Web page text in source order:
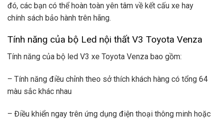
đó, các bạn có thể hoàn toàn yên tâm về kết cấu xe hay
chính sách bảo hành trên hãng.
Tính năng của bộ Led nội thất V3 Toyota Venza
Tính năng của bộ led V3 xe Toyota Venza bao gồm:
– Tính năng điều chỉnh theo sở thích khách hàng có tổng 64
màu sắc khác nhau
– Điều khiển ngay trên ứng dụng điện thoại thông minh hoặc